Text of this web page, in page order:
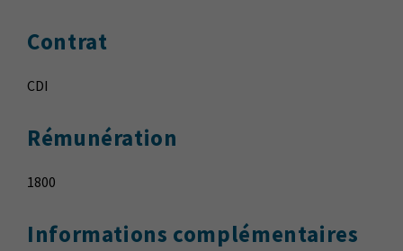
Contrat
CDI
Rémunération
1800
Informations complémentaires